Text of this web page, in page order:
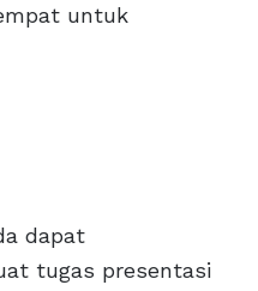
untuk
dapat
tugas presentasi